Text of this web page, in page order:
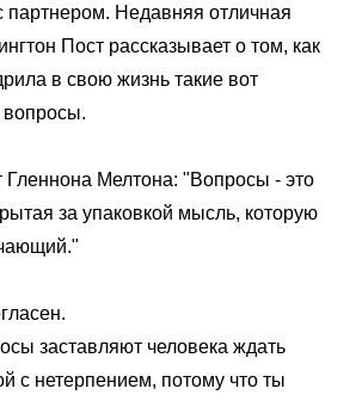
партнером. Недавняя отличная
Пост рассказывает о том, как
в свою жизнь такие вот
Гленнона Мелтона: "Вопросы - это
за упаковкой мысль, которую
заставляют человека ждать
с нетерпением, потому что ты